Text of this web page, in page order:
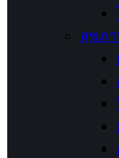
สุขภ